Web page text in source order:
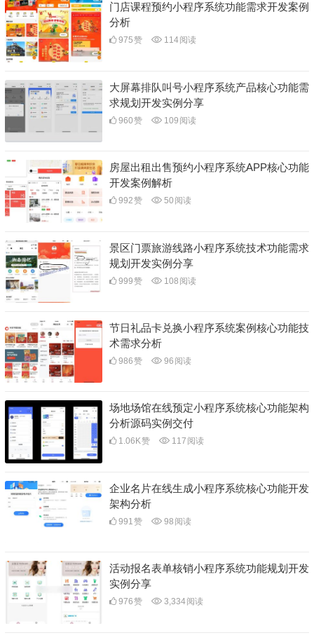
门店课程预约小程序系统功能需求开发案例
分析
975赞 114阅读
大屏幕排队叫号小程序系统产品核心功能需
求规划开发实例分享
960赞 109 阅读
房屋出租出售预约小程序系统APP核心功能
开发案例解析
992赞 50 阅读
景区门票旅游线路小程序系统技术功能需求
规划开发实例分享
999赞 108 阅读
节日礼品卡兑换小程序系统案例核心功能技
术需求分析
986赞 96 阅读
场地场馆在线预定小程序系统核心功能架构
分析源码实例交付
1.06K赞 117 阅读
企业名片在线生成小程序系统核心功能开发
架构分析
991赞 98 阅读
活动报名表单核销小程序系统功能规划开发
实例分享
976赞 3,334阅读